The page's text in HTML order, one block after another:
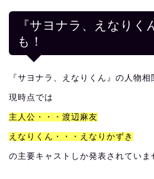
『サヨナラ、えなりく
も！
『サヨナラ、えなりくん』の人物相
現時点では
主人公・・・渡辺麻友
えなりくん・・・えなりかずき
の主要キャストしか発表されていま